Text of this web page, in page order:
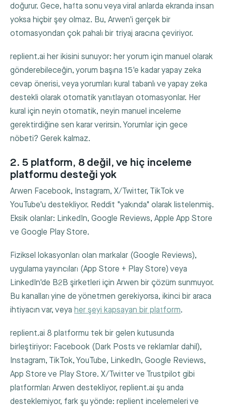
doğurur. Gece, hafta sonu veya viral anlarda ekranda insan
yoksa hiçbir şey olmaz. Bu, Arwen'i gerçek bir
otomasyondan çok pahalı bir triyaj aracına çeviriyor.
replient.ai her ikisini sunuyor: her yorum için manuel olarak
gönderebileceğin, yorum başına 15'e kadar yapay zeka
cevap önerisi, veya yorumları kural tabanlı ve yapay zeka
destekli olarak otomatik yanıtlayan otomasyonlar. Her
kural için neyin otomatik, neyin manuel inceleme
gerektirdiğine sen karar verirsin. Yorumlar için gece
nöbeti? Gerek kalmaz.
2. 5 platform, 8 değil, ve hiç inceleme
platformu desteği yok
Arwen Facebook, Instagram, X/Twitter, TikTok ve
YouTube'u destekliyor. Reddit "yakında" olarak listelenmiş.
Eksik olanlar: LinkedIn, Google Reviews, Apple App Store
ve Google Play Store.
Fiziksel lokasyonları olan markalar (Google Reviews),
uygulama yayıncıları (App Store + Play Store) veya
LinkedIn'de B2B şirketleri için Arwen bir çözüm sunmuyor.
Bu kanalları yine de yönetmen gerekiyorsa, ikinci bir araca
ihtiyacın var, veya her şeyi kapsayan bir platform.
replient.ai 8 platformu tek bir gelen kutusunda
birleştiriyor: Facebook (Dark Posts ve reklamlar dahil),
Instagram, TikTok, YouTube, LinkedIn, Google Reviews,
App Store ve Play Store. X/Twitter ve Trustpilot gibi
platformları Arwen destekliyor, replient.ai şu anda
desteklemiyor, fark şu yönde: replient incelemeleri ve